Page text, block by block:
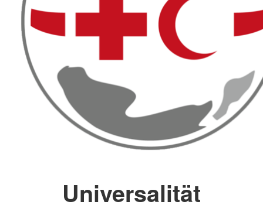
Universalität